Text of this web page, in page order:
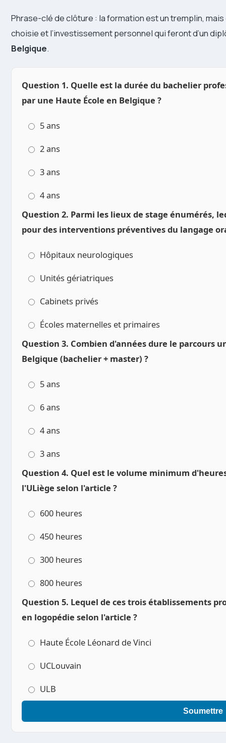
Phrase-clé de clôture : la formation est un tremplin,
choisie et l’investissement personnel qui feront d’un
Belgique.
Question 1. Quelle est la durée du bachelier
par une Haute École en Belgique ?
5 ans
2 ans
3 ans
4 ans
Question 2. Parmi les lieux de stage énumérés,
pour des interventions préventives du langage
Hôpitaux neurologiques
Unités gériatriques
Cabinets privés
Écoles maternelles et primaires
Question 3. Combien d'années dure le parcours
Belgique (bachelier + master) ?
5 ans
6 ans
4 ans
3 ans
Question 4. Quel est le volume minimum
l'ULiège selon l'article ?
600 heures
450 heures
300 heures
800 heures
Question 5. Lequel de ces trois établissements
en logopédie selon l'article ?
Haute École Léonard de Vinci
UCLouvain
ULB
Soumettre